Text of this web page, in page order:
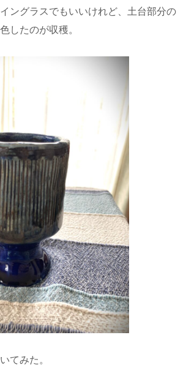
ングラスでもいいけれど、土台部分の
したのが収穫。
てみた。